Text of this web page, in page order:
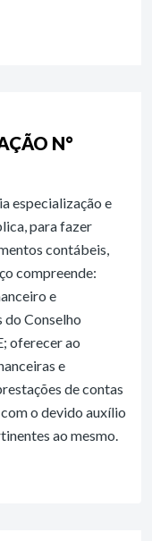
N°
especialização e
para fazer
contábeis,
compreende:
e
do Conselho
oferecer ao
e
de contas
o devido auxílio
ao mesmo.